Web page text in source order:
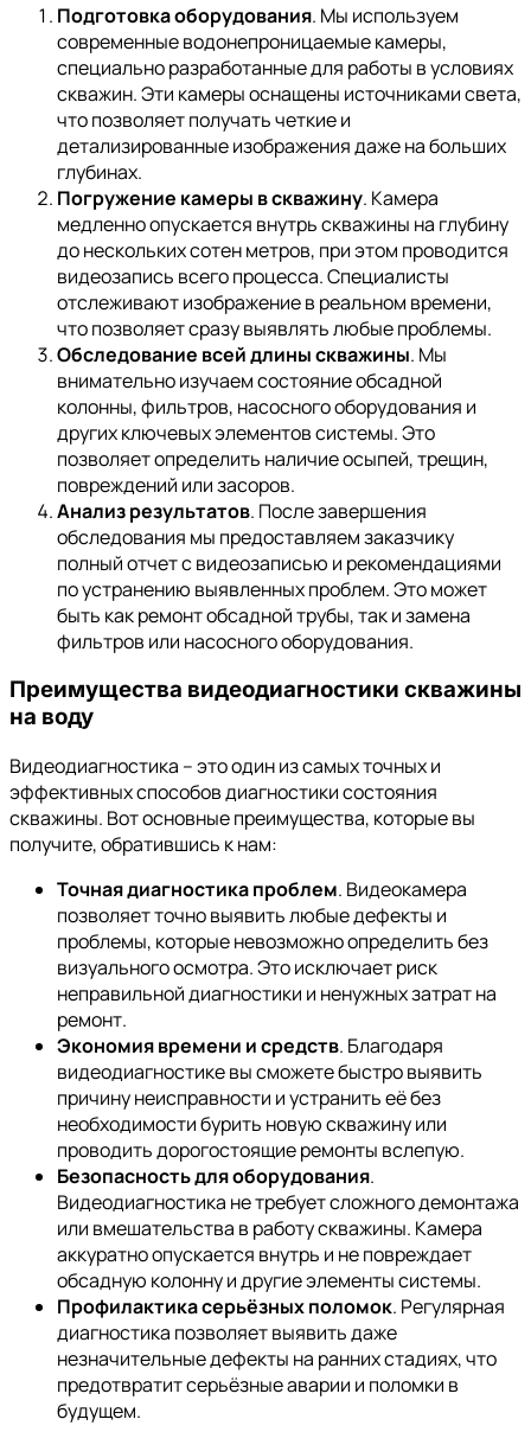
Подготовка оборудования. Мы используем
современные водонепроницаемые камеры,
специально разработанные для работы в условиях
скважин. Эти камеры оснащены источниками света,
что позволяет получать четкие и
детализированные изображения даже на больших
глубинах.
Погружение камеры в скважину. Камера
медленно опускается внутрь скважины на глубину
до нескольких сотен метров, при этом проводится
видеозапись всего процесса. Специалисты
отслеживают изображение в реальном времени,
что позволяет сразу выявлять любые проблемы.
Обследование всей длины скважины. Мы
внимательно изучаем состояние обсадной
колонны, фильтров, насосного оборудования и
других ключевых элементов системы. Это
позволяет определить наличие осыпей, трещин,
повреждений или засоров.
Анализ результатов. После завершения
обследования мы предоставляем заказчику
полный отчет с видеозаписью и рекомендациями
по устранению выявленных проблем. Это может
быть как ремонт обсадной трубы, так и замена
фильтров или насосного оборудования.
Преимущества видеодиагностики скважины
на воду
Видеодиагностика – это один из самых точных и
эффективных способов диагностики состояния
скважины. Вот основные преимущества, которые вы
получите, обратившись к нам:
Точная диагностика проблем. Видеокамера
позволяет точно выявить любые дефекты и
проблемы, которые невозможно определить без
визуального осмотра. Это исключает риск
неправильной диагностики и ненужных затрат на
ремонт.
Экономия времени и средств. Благодаря
видеодиагностике вы сможете быстро выявить
причину неисправности и устранить её без
необходимости бурить новую скважину или
проводить дорогостоящие ремонты вслепую.
Безопасность для оборудования.
Видеодиагностика не требует сложного демонтажа
или вмешательства в работу скважины. Камера
аккуратно опускается внутрь и не повреждает
обсадную колонну и другие элементы системы.
Профилактика серьёзных поломок. Регулярная
диагностика позволяет выявить даже
незначительные дефекты на ранних стадиях, что
предотвратит серьёзные аварии и поломки в
будущем.